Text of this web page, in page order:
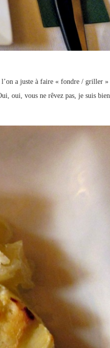
l’on a juste à faire « fondre / griller »
oui, vous ne rêvez pas, je suis bien